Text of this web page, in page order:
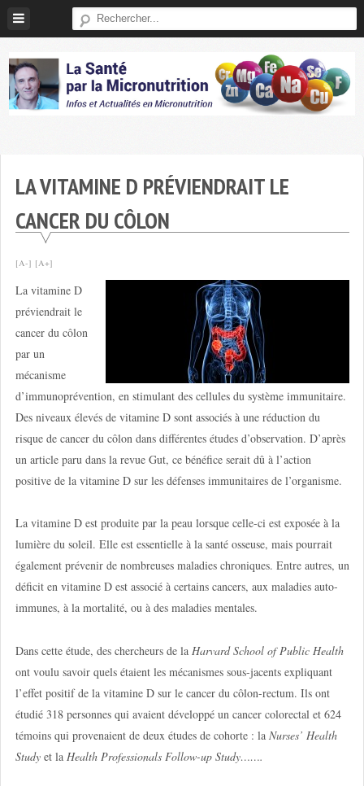
Skip
LA VITAMINE D PRÉVIENDRAIT LE
CANCER DU CÔLON
[A-] [A+]
La vitamine D
préviendrait le
cancer du côlon
par un
mécanisme
d’immunoprévention, en stimulant des cellules du système immunitaire.
Des niveaux élevés de vitamine D sont associés à une réduction du
risque de cancer du côlon dans différentes études d’observation. D’après
un article paru dans la revue Gut, ce bénéfice serait dû à l’action
positive de la vitamine D sur les défenses immunitaires de l’organisme.
La vitamine D est produite par la peau lorsque celle-ci est exposée à la
lumière du soleil. Elle est essentielle à la santé osseuse, mais pourrait
également prévenir de nombreuses maladies chroniques. Entre autres, un
déficit en vitamine D est associé à certains cancers, aux maladies auto-
immunes, à la mortalité, ou à des maladies mentales.
Dans cette étude, des chercheurs de la Harvard School of Public Health
ont voulu savoir quels étaient les mécanismes sous-jacents expliquant
l’effet positif de la vitamine D sur le cancer du côlon-rectum. Ils ont
étudié 318 personnes qui avaient développé un cancer colorectal et 624
témoins qui provenaient de deux études de cohorte : la Nurses’ Health
Studyet la Health Professionals Follow-up Study…….